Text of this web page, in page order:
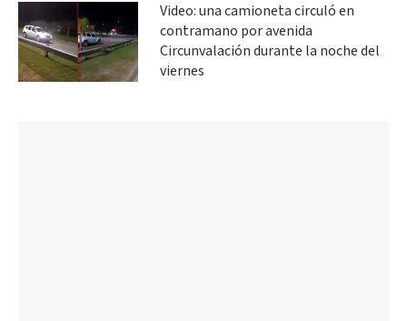
Video: una camioneta circuló en
contramano por avenida
Circunvalación durante la noche del
viernes